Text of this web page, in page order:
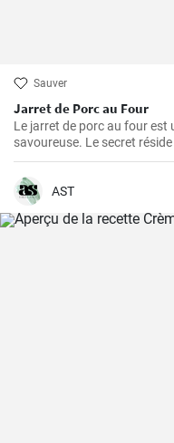
Sauver
Jarret de Porc au Four
Le jarret de porc au four
savoureuse. Le secret
la viande juteuse et
étape par étape pour
AST